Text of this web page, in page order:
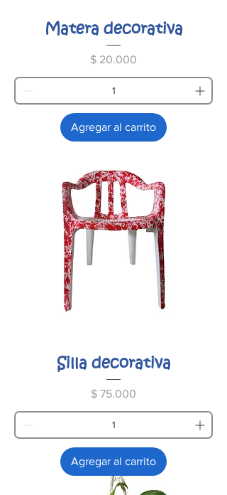
Matera decorativa
Precio
$ 20.000
Agregar al carrito
Silla decorativa
Precio
$ 75.000
Agregar al carrito